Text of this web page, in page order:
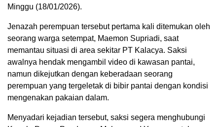
Minggu (18/01/2026).
Jenazah perempuan tersebut pertama kali ditemukan oleh
seorang warga setempat, Maemon Supriadi, saat
memantau situasi di area sekitar PT Kalacya. Saksi
awalnya hendak mengambil video di kawasan pantai,
namun dikejutkan dengan keberadaan seorang
perempuan yang tergeletak di bibir pantai dengan kondisi
mengenakan pakaian dalam.
Menyadari kejadian tersebut, saksi segera menghubungi